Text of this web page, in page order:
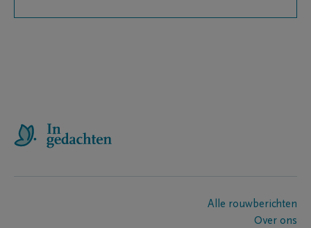
Alle rouwberichten
Over ons